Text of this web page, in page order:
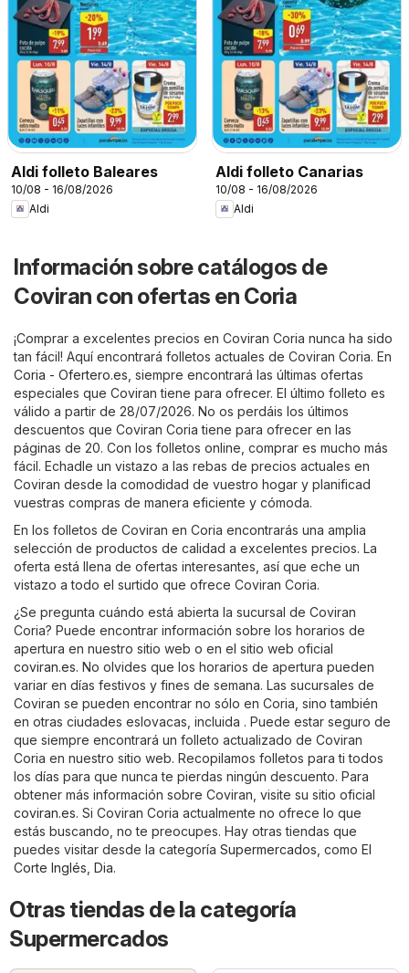
Aldi folleto Baleares
10/08 - 16/08/2026
Aldi
Aldi folleto Canarias
10/08 - 16/08/2026
Aldi
Información sobre catálogos de
Coviran con ofertas en Coria
¡Comprar a excelentes precios en Coviran Coria nunca ha sido
tan fácil! Aquí encontrará folletos actuales de Coviran Coria. En
Coria - Ofertero.es , siempre encontrará las últimas ofertas
especiales que Coviran tiene para ofrecer. El último folleto es
válido a partir de 28/07/2026. No os perdáis los últimos
descuentos que Coviran Coria tiene para ofrecer en las
páginas de 20. Con los folletos online, comprar es mucho más
fácil. Echadle un vistazo a las rebas de precios actuales en
Coviran desde la comodidad de vuestro hogar y planificad
vuestras compras de manera eficiente y cómoda.
En los folletos de Coviran en Coria encontrarás una amplia
selección de productos de calidad a excelentes precios. La
oferta está llena de ofertas interesantes, así que eche un
vistazo a todo el surtido que ofrece Coviran Coria.
¿Se pregunta cuándo está abierta la sucursal de Coviran
Coria? Puede encontrar información sobre los horarios de
apertura en nuestro sitio web o en el sitio web oficial
coviran.es. No olvides que los horarios de apertura pueden
variar en días festivos y fines de semana. Las sucursales de
Coviran se pueden encontrar no sólo en Coria, sino también
en otras ciudades eslovacas, incluida . Puede estar seguro de
que siempre encontrará un folleto actualizado de Coviran
Coria en nuestro sitio web. Recopilamos folletos para ti todos
los días para que nunca te pierdas ningún descuento. Para
obtener más información sobre Coviran, visite su sitio oficial
coviran.es. Si Coviran Coria actualmente no ofrece lo que
estás buscando, no te preocupes. Hay otras tiendas que
puedes visitar desde la categoría Supermercados , como El
Corte Inglés Dia.
Otras tiendas de la categoría
Supermercados